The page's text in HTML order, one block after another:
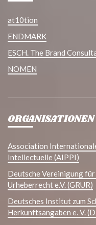
at10tion
ENDMARK
ESCH. The Brand
NOMEN
ORGANISATIONEN
Association
Intellectuelle (AIPPI)
Deutsche Vereinigung
Urheberrecht e.V. (GRUR)
Deutsches Institut zum
Herkunftsangaben e. V.